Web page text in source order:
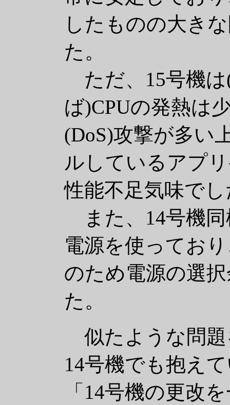
したものの大き
た。
ただ、15号機は
ば)CPUの発熱は
(DoS)攻撃が多い
ルしているアプ
性能不足気味で
また、14号機同
電源を使ってお
のため電源の選
た。
似たような問題
14号機でも抱え
「14号機の更改